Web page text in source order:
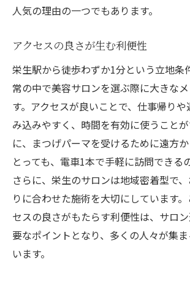
人気の理由の一つでもあります。
アクセスの良さが生む利便性
栄生駅から徒歩わずか1分という立地条
常の中で美容サロンを選ぶ際に大きな
す。アクセスが良いことで、仕事帰り
み込みやすく、時間を有効に使うこと
に、まつげパーマを受けるために遠方
とっても、電車1本で手軽に訪問できる
さらに、栄生のサロンは地域密着型で
りに合わせた施術を大切にしています
セスの良さがもたらす利便性は、サロ
要なポイントとなり、多くの人々が集
います。